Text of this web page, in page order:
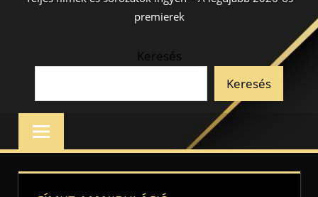
premierek
Keresés
Keresés